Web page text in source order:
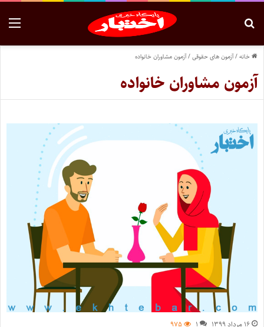
خانه/آزمون های حقوقی/آزمون مشاوران خانواده
آزمون مشاوران خانواده
۱۶ مرداد ۱۳۹۹ ۱ ۹۷۵